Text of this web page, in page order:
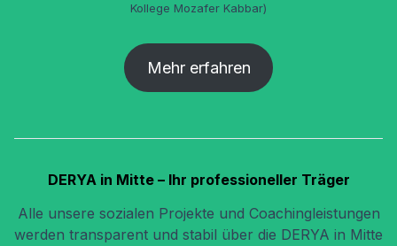
Kollege Mozafer Kabbar)
Mehr erfahren
DERYA in Mitte – Ihr professioneller Träger
Alle unsere sozialen Projekte und Coachingleistungen
werden transparent und stabil über die DERYA in Mitte